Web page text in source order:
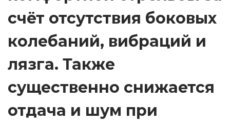
)
л
в
и
счёт отсутствия боковых
колебаний, вибраций и
лязга. Также
существенно снижается
отдача и шум при